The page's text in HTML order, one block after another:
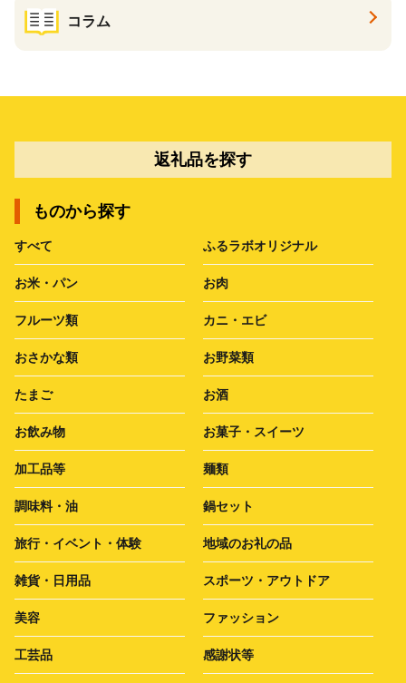
コラム
返礼品を探す
ものから探す
すべて ふるラボオリジナル
お米・パン お肉
フルーツ類 カニ・エビ
おさかな類 お野菜類
たまご お酒
お飲み物 お菓子・スイーツ
加工品等 麺類
調味料・油 鍋セット
旅行・イベント・体験 地域のお礼の品
雑貨・日用品 スポーツ・アウトドア
美容 ファッション
工芸品 感謝状等